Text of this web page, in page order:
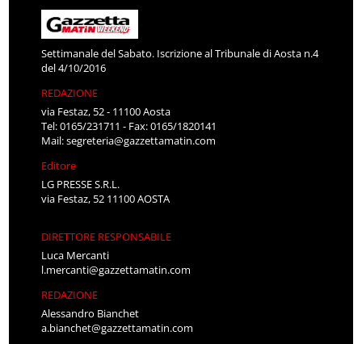
Settimanale del Sabato. Iscrizione al Tribunale di Aosta n.4
del 4/10/2016
REDAZIONE
via Festaz, 52 - 11100 Aosta
Tel: 0165/231711 - Fax: 0165/1820141
Mail:segreteria@gazzettamatin.com
Editore
LG PRESSE S.R.L.
via Festaz, 52 11100 AOSTA
DIRETTORE RESPONSABILE
Luca Mercanti
l.mercanti@gazzettamatin.com
REDAZIONE
Alessandro Bianchet
a.bianchet@gazzettamatin.com